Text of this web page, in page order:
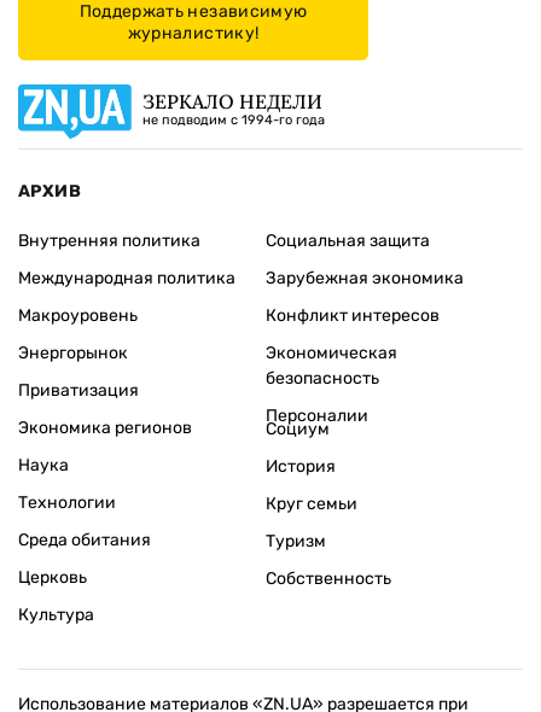
Поддержать независимую
журналистику!
ЗЕРКАЛО НЕДЕЛИ
не подводим с 1994-го года
АРХИВ
Внутренняя политика
Международная политика
Макроуровень
Энергорынок
Приватизация
Экономика регионов
Социальная защита
Зарубежная экономика
Конфликт интересов
Экономическая
безопасность
Персоналии
Наука
Технологии
Среда обитания
Церковь
Культура
Социум
История
Круг семьи
Туризм
Собственность
Использование материалов «ZN.UA» разрешается при